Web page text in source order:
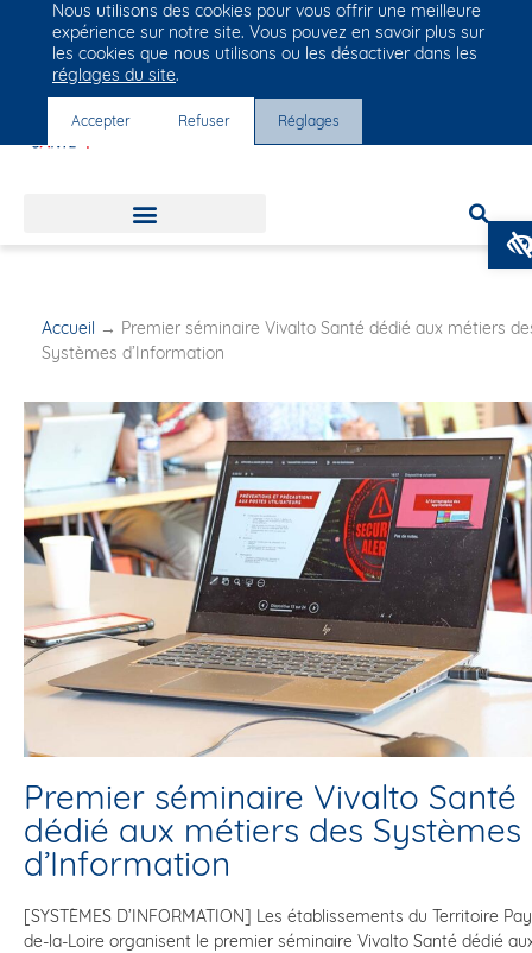
Groupe Vivalto Santé
Entre nous, la vie
Accueil → Premier séminaire Vivalto Santé dédié aux métiers
Systèmes d’Information
Premier séminaire Vivalto Santé
dédié aux métiers des Systèmes
d’Information
[SYSTÈMES D’INFORMATION] Les établissements du Territoire
de-la-Loire organisent le premier séminaire Vivalto Santé dédié
Nous utilisons des cookies pour vous offrir une meilleure
expérience sur notre site. Vous pouvez en savoir plus sur
les cookies que nous utilisons ou les désactiver dans les
réglages du site.
Accepter Refuser Réglages